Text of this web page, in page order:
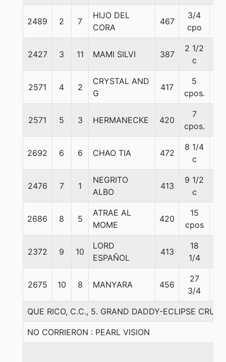
2489 2 7
HIJO DEL
CORA
467
3/4
cpo
2427 3 11 MAMI SILVI 387
2 1/2
c
2571 4 2
CRYSTAL AND
G
417
5
cpos.
2571 5 3 HERMANECKE 420
7
cpos.
2692 6 6 CHAO TIA 472
8 1/4
c
2476 7 1
NEGRITO
ALBO
413
9 1/2
c
2686 8 5
ATRAE AL
MOME
420
15
cpos
2372 9 10
LORD
ESPAÑOL
413
18
1/4
2675 10 8 MANYARA 456
27
3/4
QUE RICO, C.C., 5. GRAND DADDY-ECLIPSE
NO CORRIERON : PEARL VISION